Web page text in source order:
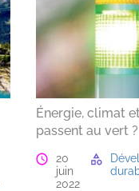
Énergie, climat
passent au vert ?
20
juin
2022